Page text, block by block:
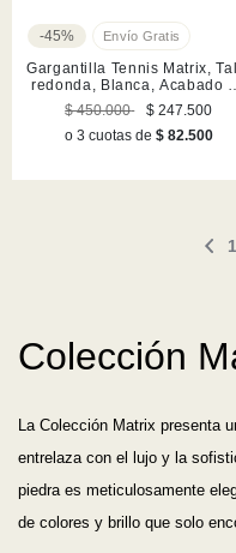
-45%
Gargantilla Tennis Matrix,
redonda, Blanca, Acabado
rodio
$ 450.000
$ 247.500
o 3 cuotas de $ 82.500
1
Colección
La Colección Matrix presenta
entrelaza con el lujo y la
piedra es meticulosamente
de colores y brillo que solo